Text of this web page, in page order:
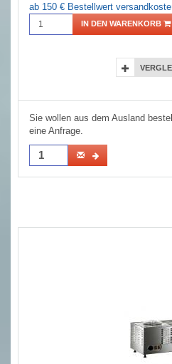
ab 150 € Bestellwert
IN DEN WARENKORB
Sie wollen aus dem Ausland
eine Anfrage.